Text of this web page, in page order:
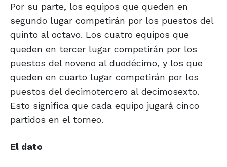
Por su parte, los equipos que queden en
segundo lugar competirán por los puestos del
quinto al octavo. Los cuatro equipos que
queden en tercer lugar competirán por los
puestos del noveno al duodécimo, y los que
queden en cuarto lugar competirán por los
puestos del decimotercero al decimosexto.
Esto significa que cada equipo jugará cinco
partidos en el torneo.
El dato